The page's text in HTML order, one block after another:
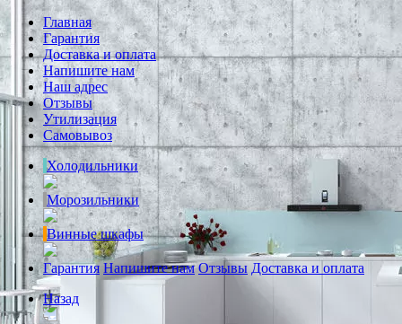
Главная
Гарантия
Доставка и оплата
Напишите нам
Наш адрес
Отзывы
Утилизация
Самовывоз
Холодильники
Морозильники
Винные шкафы
Гарантия Напишите нам Отзывы Доставка и оплата
Назад